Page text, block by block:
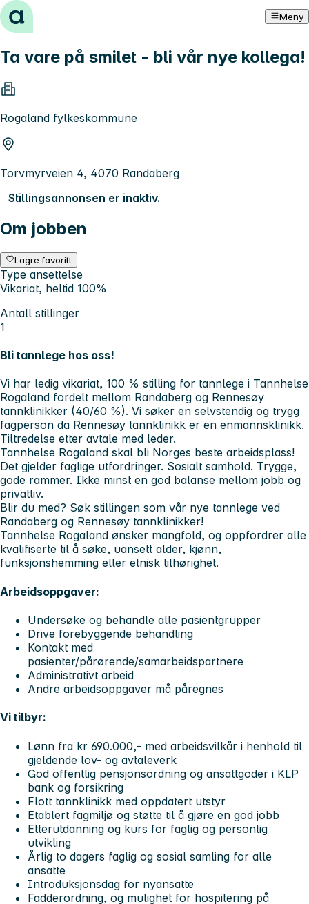
Hopp til innhold Meny
Ta vare på smilet - bli vår nye kollega!
Rogaland fylkeskommune
Torvmyrveien 4, 4070 Randaberg
Stillingsannonsen er inaktiv.
Om jobben
Lagre favoritt
Type ansettelse
Vikariat, heltid 100%
Antall stillinger
1
Bli tannlege hos oss!
Vi har ledig vikariat, 100 % stilling for tannlege i Tannhelse
Rogaland fordelt mellom Randaberg og Rennesøy
tannklinikker (40/60 %). Vi søker en selvstendig og trygg
fagperson da Rennesøy tannklinikk er en enmannsklinikk.
Tiltredelse etter avtale med leder.
Tannhelse Rogaland skal bli Norges beste arbeidsplass!
Det gjelder faglige utfordringer. Sosialt samhold. Trygge,
gode rammer. Ikke minst en god balanse mellom jobb og
privatliv.
Blir du med? Søk stillingen som vår nye tannlege ved
Randaberg og Rennesøy tannklinikker!
Tannhelse Rogaland ønsker mangfold, og oppfordrer alle
kvalifiserte til å søke, uansett alder, kjønn,
funksjonshemming eller etnisk tilhørighet.
Arbeidsoppgaver:
Undersøke og behandle alle pasientgrupper
Drive forebyggende behandling
Kontakt med
pasienter/pårørende/samarbeidspartnere
Administrativt arbeid
Andre arbeidsoppgaver må påregnes
Vi tilbyr:
Lønn fra kr 690.000,- med arbeidsvilkår i henhold til
gjeldende lov- og avtaleverk
God offentlig pensjonsordning og ansattgoder i KLP
bank og forsikring
Flott tannklinikk med oppdatert utstyr
Etablert fagmiljø og støtte til å gjøre en god jobb
Etterutdanning og kurs for faglig og personlig
utvikling
Årlig to dagers faglig og sosial samling for alle
ansatte
Introduksjonsdag for nyansatte
Fadderordning, og mulighet for hospitering på